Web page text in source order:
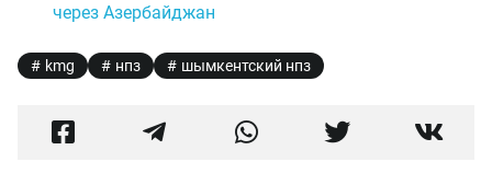
через Азербайджан
kmg нпз шымкентский нпз